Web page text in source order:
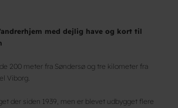
med dejlig have og kort til
200 meter fra Søndersø og tre kilometer fra
Viborg.
der siden 1939, men er blevet udbygget flere